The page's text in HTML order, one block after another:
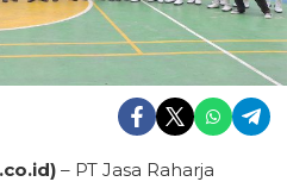
– PT Jasa Raharja